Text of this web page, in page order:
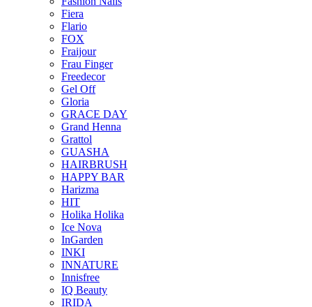
Fiera
Flario
FOX
Fraijour
Frau Finger
Freedecor
Gel Off
Gloria
GRACE DAY
Grand Henna
Grattol
GUASHA
HAIRBRUSH
HAPPY BAR
Harizma
HIT
Holika Holika
Ice Nova
InGarden
INKI
INNATURE
Innisfree
IQ Beauty
IRIDA